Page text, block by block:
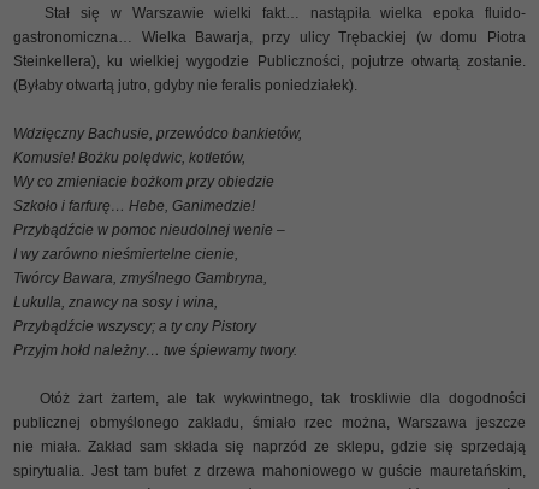
Stał się w Warszawie wielki fakt… nastąpiła wielka epoka fluido-
gastronomiczna… Wielka Bawarja, przy ulicy Trębackiej (w domu Piotra
Steinkellera), ku wielkiej wygodzie Publiczności, pojutrze otwartą zostanie.
(Byłaby otwartą jutro, gdyby nie feralis poniedziałek).
Wdzięczny Bachusie, przewódco bankietów,
Komusie! Bożku polędwic, kotletów,
Wy co zmieniacie bożkom przy obiedzie
Szkoło i farfurę… Hebe, Ganimedzie!
Przybądźcie w pomoc nieudolnej wenie –
I wy zarówno nieśmiertelne cienie,
Twórcy Bawara, zmyślnego Gambryna,
Lukulla, znawcy na sosy i wina,
Przybądźcie wszyscy; a ty cny Pistory
Przyjm hołd należny… twe śpiewamy twory.
Otóż żart żartem, ale tak wykwintnego, tak troskliwie dla dogodności
publicznej obmyślonego zakładu, śmiało rzec można, Warszawa jeszcze
nie miała. Zakład sam składa się naprzód ze sklepu, gdzie się sprzedają
spirytualia. Jest tam bufet z drzewa mahoniowego w guście mauretańskim,